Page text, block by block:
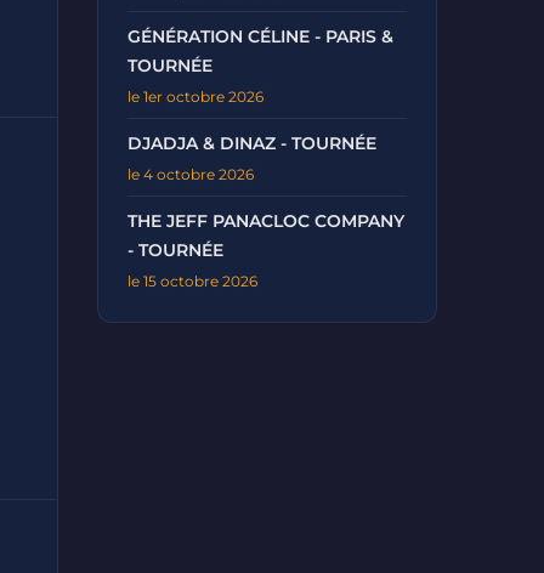
GÉNÉRATION CÉLINE - PARIS &
TOURNÉE
le 1er octobre 2026
DJADJA & DINAZ - TOURNÉE
le 4 octobre 2026
THE JEFF PANACLOC COMPANY
- TOURNÉE
le 15 octobre 2026